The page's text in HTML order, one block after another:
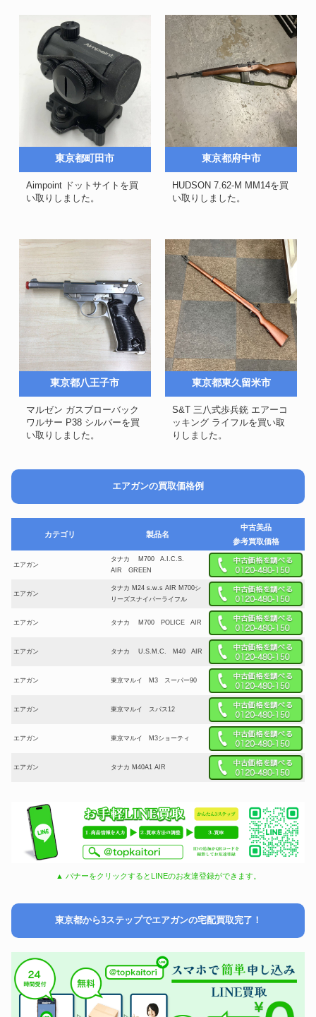
東京都町田市
Aimpoint ドットサイトを買
い取りしました。
東京都府中市
HUDSON 7.62-M MM14を買
い取りしました。
東京都八王子市
マルゼン ガスブローバック
ワルサー P38 シルバーを買
い取りしました。
東京都東久留米市
S&T 三八式歩兵銃 エアーコ
ッキング ライフルを買い取
りしました。
エアガンの買取価格例
カテゴリ 製品名
中古美品
参考買取価格
エアガン
タナカ M700 A.I.C.S.
AIR GREEN
エアガン
タナカ M24 s.w.s AIR M700シ
リーズスナイパーライフル
エアガン タナカ M700 POLICE AIR
エアガン タナカ U.S.M.C. M40 AIR
エアガン 東京マルイ M3 スーパー90
エアガン 東京マルイ スパス12
エアガン 東京マルイ M3ショーティ
エアガン タナカ M40A1 AIR
▲ バナーをクリックするとLINEのお友達登録ができます。
東京都から3ステップでエアガンの宅配買取完了！